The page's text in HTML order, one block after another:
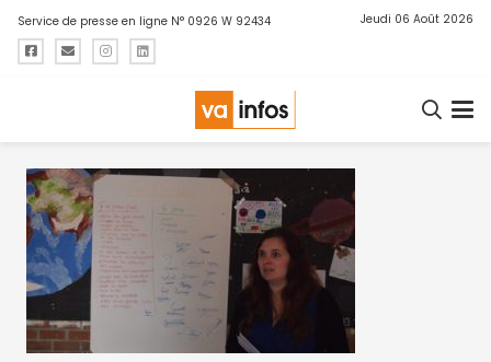
Service de presse en ligne N° 0926 W 92434 Jeudi 06 Août 2026